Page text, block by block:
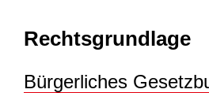
Rechtsgrundlage
Bürgerliches